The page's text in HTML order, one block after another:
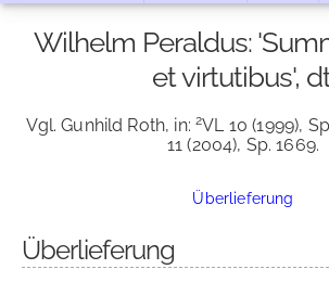
Wilhelm Peraldus:
et virtutibus',
Vgl. Gunhild Roth, in:2VL 10 (1999),
11 (2004), Sp. 1669.
Überlieferung
Überlieferung